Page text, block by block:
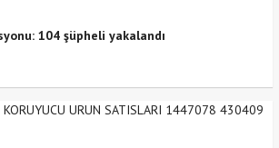
104 şüpheli yakalandı